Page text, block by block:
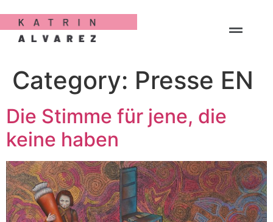
Category: Presse EN
Die Stimme für jene, die
keine haben